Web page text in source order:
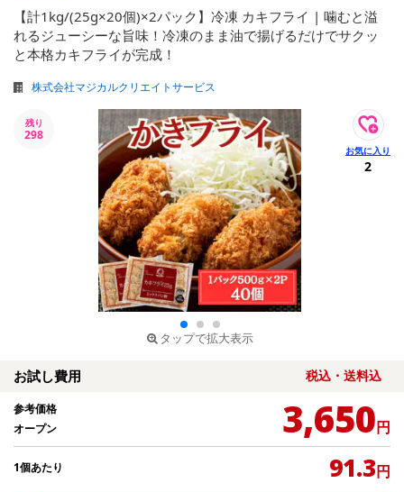
【計1kg/(25g×20個)×2パック】冷凍 カキフライ | 噛むと溢
れるジューシーな旨味！冷凍のまま油で揚げるだけでサクッ
と本格カキフライが完成！
株式会社マジカルクリエイトサービス
残り
298
タップで拡大表示
2
お試し費用 税込・送料込
参考価格
オープン
3,650円
1個あたり 91.3円